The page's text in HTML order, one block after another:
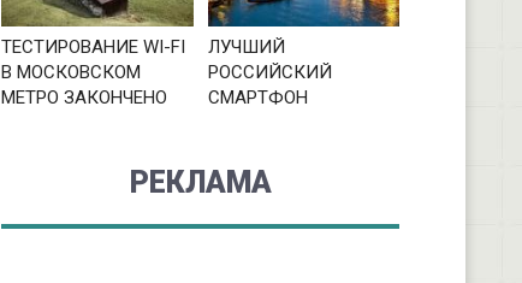
ТЕСТИРОВАНИЕ WI-FI
В МОСКОВСКОМ
МЕТРО ЗАКОНЧЕНО
ЛУЧШИЙ
РОССИЙСКИЙ
СМАРТФОН
РЕКЛАМА